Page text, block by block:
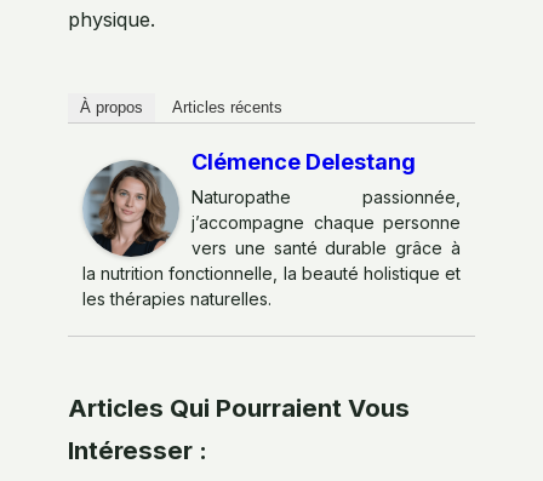
physique.
À propos Articles récents
Clémence Delestang
Naturopathe passionnée,
j’accompagne chaque personne
vers une santé durable grâce à
la nutrition fonctionnelle, la beauté holistique et
les thérapies naturelles.
Articles Qui Pourraient Vous
Intéresser :